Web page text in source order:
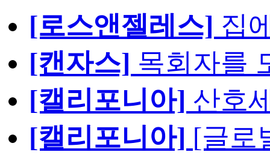
[로스앤젤레스] 집
[캔자스] 목회자를
[캘리포니아] 산호
[캘리포니아] [글로